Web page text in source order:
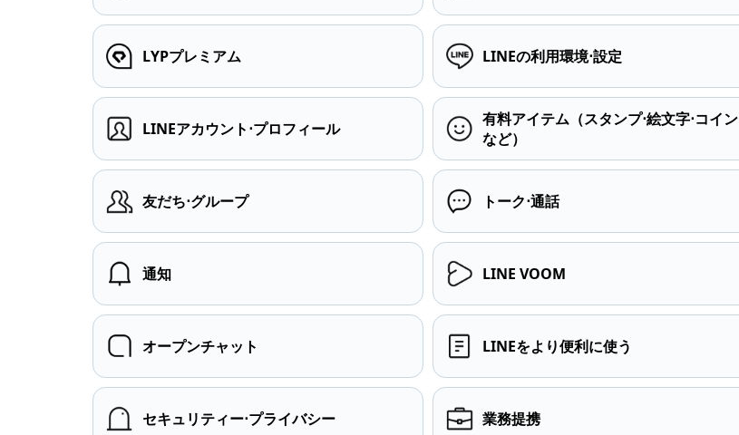
LYPプレミアム LINEの利用環境⋅設定
LINEアカウント⋅プロフィール
有料アイテム（スタンプ⋅絵文字⋅コイン
など）
友だち⋅グループ トーク⋅通話
通知 LINE VOOM
オープンチャット LINEをより便利に使う
セキュリティー⋅プライバシー 業務提携